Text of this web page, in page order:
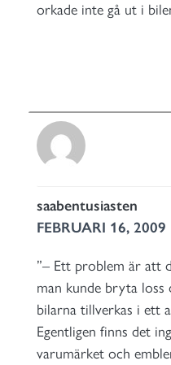
orkade inte gå ut i
saabentusiasten
FEBRUARI 16, 2009
”– Ett problem är att
man kunde bryta loss
bilarna tillverkas i ett
Egentligen finns det
varumärket och